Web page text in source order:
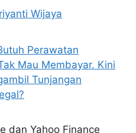
Wijaya
dan Yahoo Finance